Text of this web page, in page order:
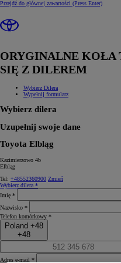
Przejdź do głównej zawartości (Press Enter)
ORYGINALNE KOŁA
SIĘ Z DILEREM
Wybierz Dilera
Wypełnij formularz
Wybierz dilera
Uzupełnij swoje dane
Toyota Elbląg
Kazimierzowo 4b
Elbląg
Tel: +48552360900 Zmień
Wybierz dilera *
Imię *
Nazwisko *
Telefon komórkowy *
Poland +48
+48
Adres e-mail *